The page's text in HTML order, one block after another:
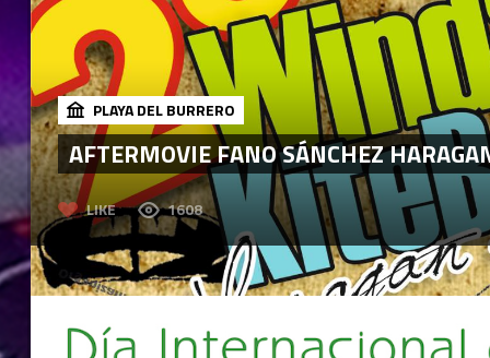
PLAYA DEL BURRERO
AFTERMOVIE FANO SÁNCHEZ
LIKE 1608